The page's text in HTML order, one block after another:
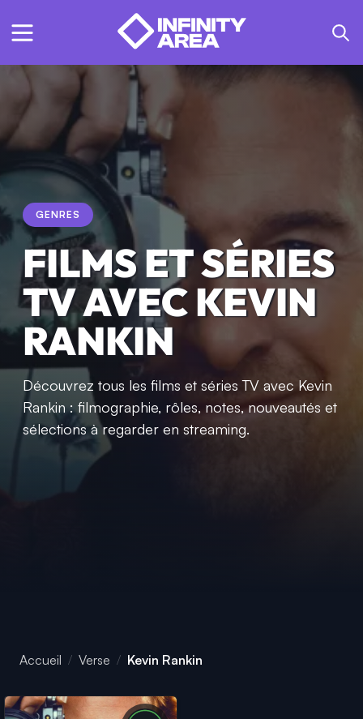
GENRES
FILMS ET SÉRIES
TV AVEC KEVIN
RANKIN
Découvrez tous les films et séries TV avec Kevin
Rankin : filmographie, rôles, notes, nouveautés et
sélections à regarder en streaming.
Accueil Verse Kevin Rankin